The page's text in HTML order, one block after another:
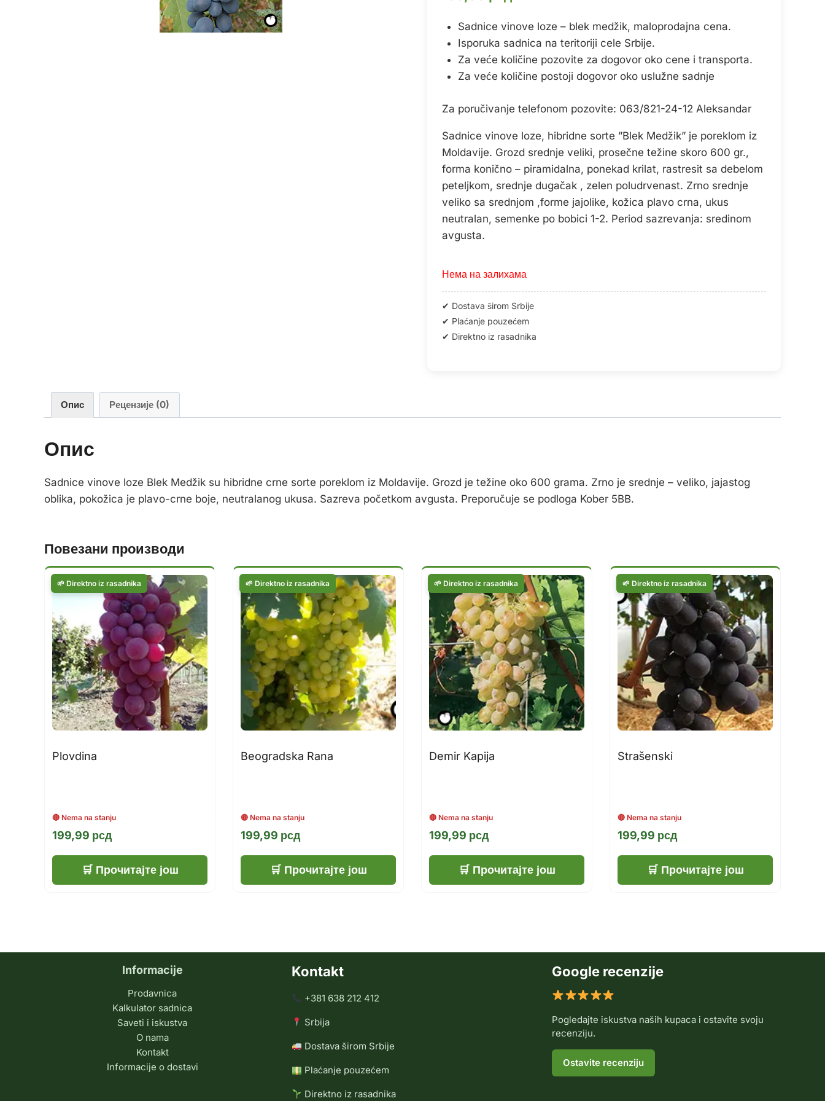
Sadnice vinove loze – blek medžik, maloprodajna cena.
Isporuka sadnica na teritoriji cele Srbije.
Za veće količine pozovite za dogovor oko cene i transporta.
Za veće količine postoji dogovor oko uslužne sadnje
Za poručivanje telefonom pozovite: 063/821-24-12 Aleksandar
Sadnice vinove loze, hibridne sorte ”Blek Medžik” je poreklom iz
Moldavije. Grozd srednje veliki, prosečne težine skoro 600 gr.,
forma konično – piramidalna, ponekad krilat, rastresit sa debelom
peteljkom, srednje dugačak , zelen poludrvenast. Zrno srednje
veliko sa srednjom ,forme jajolike, kožica plavo crna, ukus
neutralan, semenke po bobici 1-2. Period sazrevanja: sredinom
avgusta.
Нема на залихама
Опис Рецензије (0)
Опис
Sadnice vinove loze Blek Medžik su hibridne crne sorte poreklom iz Moldavije. Grozd je težine oko 600 grama. Zrno je srednje – veliko, jajastog
oblika, pokožica je plavo-crne boje, neutralanog ukusa. Sazreva početkom avgusta. Preporučuje se podloga Kober 5BB.
Повезани производи
Plovdina
199,99 рсд
Прочитајте још
Beogradska Rana
199,99 рсд
Прочитајте још
Demir Kapija
199,99 рсд
Прочитајте још
Strašenski
199,99 рсд
Прочитајте још
Informacije
Prodavnica
Kalkulator sadnica
Saveti i iskustva
O nama
Kontakt
Informacije o dostavi
Kontakt
+381 638 212 412
Srbija
Dostava širom Srbije
Plaćanje pouzećem
Direktno iz rasadnika
Google recenzije
Pogledajte iskustva naših kupaca i ostavite svoju
recenziju.
Ostavite recenziju